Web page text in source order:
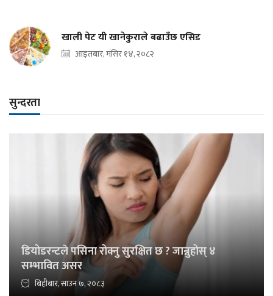
खाली पेट यी खानेकुराले बढाउँछ एसिड
आइतबार, मंसिर १४, २०८२
सुन्दरता
डियोडरन्टले पसिना रोक्नु सुरक्षित छ ? जान्नुहोस् ४
सम्भावित असर
बिहीबार, साउन ७, २०८३